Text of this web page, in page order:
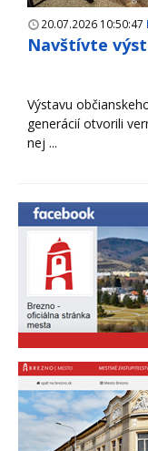
20.07.2026 10:50:47
Navštívte
Výstavu
generácií otvorili
nej ...